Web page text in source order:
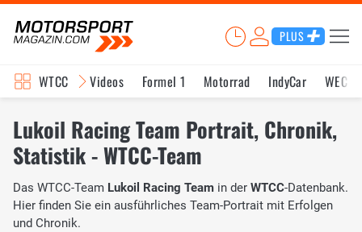
PLUS
WTCC Videos Formel 1 Motorrad IndyCar WEC
Lukoil Racing Team Portrait, Chronik,
Statistik - WTCC-Team
Das WTCC-Team Lukoil Racing Team in der WTCC-Datenbank.
Hier finden Sie ein ausführliches Team-Portrait mit Erfolgen
und Chronik.